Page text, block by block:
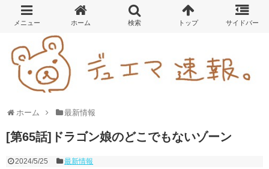
ホーム 最新情報
[第65話]ドラゴン娘のどこでもないゾーン
2024/5/25 最新情報